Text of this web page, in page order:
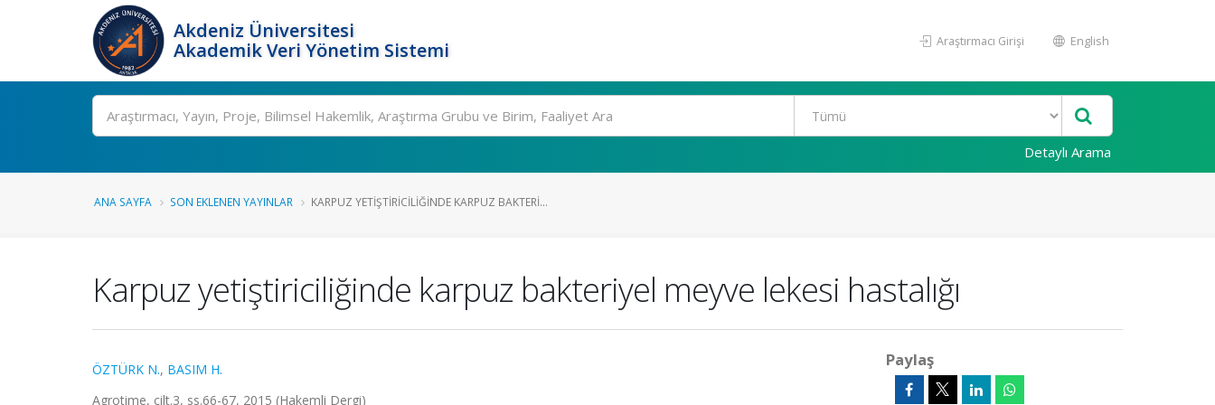
Akdeniz Üniversitesi
Akademik Veri Yönetim Sistemi
Araştırmacı Girişi English
Ara
Detaylı Arama
ANA SAYFA SON EKLENEN YAYINLAR KARPUZ YETIŞTIRICILIĞINDE KARPUZ BAKTERI...
Karpuz yetiştiriciliğinde karpuz bakteriyel meyve lekesi hastalığı
ÖZTÜRK N., BASIM H.
Agrotime, cilt.3, ss.66-67, 2015 (Hakemli Dergi)
Paylaş